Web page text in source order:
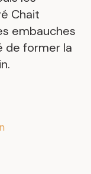
Chait
embauches
de former la